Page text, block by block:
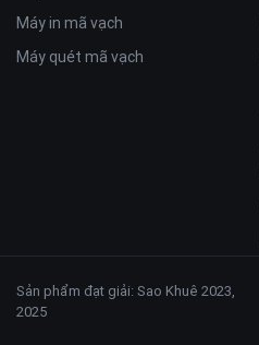
Máy in mã vạch
Máy quét mã vạch
Sản phẩm đạt giải: Sao Khuê 2023,
2025